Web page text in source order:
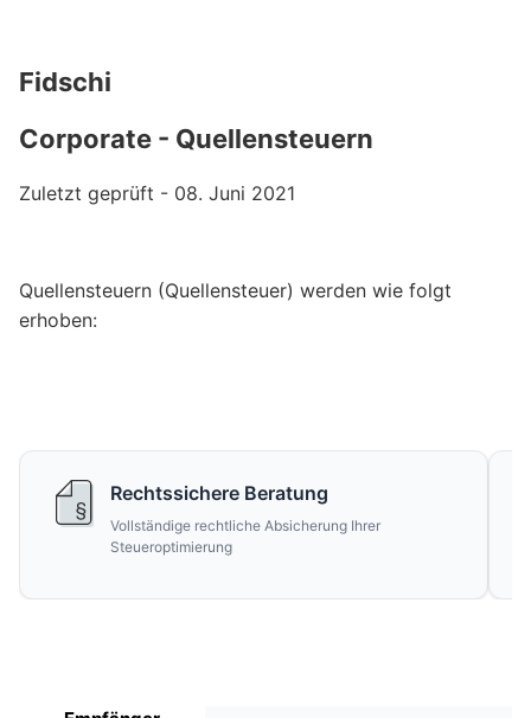
Fidschi
Corporate - Quellensteuern
Zuletzt geprüft - 08. Juni 2021
Quellensteuern (Quellensteuer) werden wie folgt
erhoben:
Rechtssichere Beratung
Vollständige rechtliche Absicherung Ihrer
Steueroptimierung